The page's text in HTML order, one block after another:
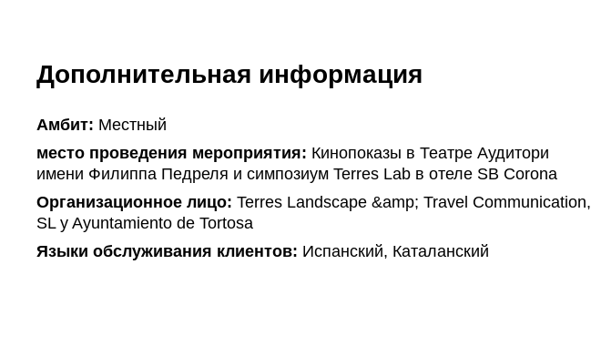
Дополнительная информация
Амбит: Местный
место проведения мероприятия: Кинопоказы в Театре Аудитори
имени Филиппа Педреля и симпозиум Terres Lab в отеле SB Corona
Организационное лицо: Terres Landscape &amp; Travel Communication,
SL y Ayuntamiento de Tortosa
Языки обслуживания клиентов: Испанский, Каталанский